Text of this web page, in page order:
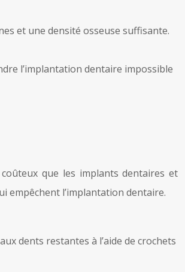
et une densité osseuse suffisante.
l’implantation dentaire impossible
que les implants dentaires et
empêchent l’implantation dentaire.
dents restantes à l’aide de crochets